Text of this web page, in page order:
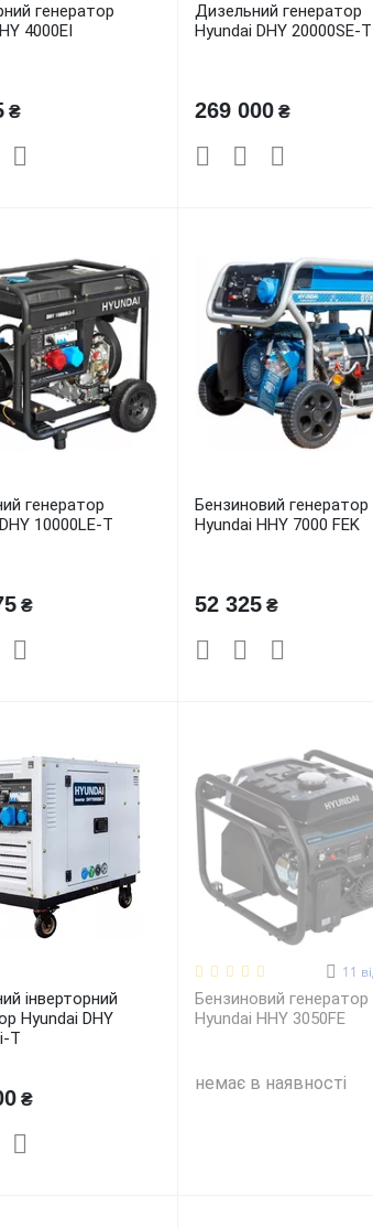
генератор
4000EI
₴
Дизельний генератор
Hyundai DHY 20000SE-T
269 000₴
генератор
10000LE-T
₴
Бензиновий генератор
Hyundai HHY 7000 FEK
52 325₴
інверторний
Hyundai DHY
T
₴
11
Бензиновий генератор
Hyundai HHY 3050FE
немає в наявності